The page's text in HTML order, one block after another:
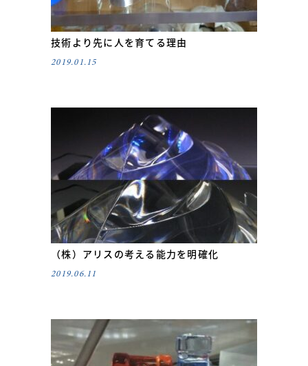
技術より先に人を育てる理由
2019.01.15
（株）アリスの考える能力を明確化
2019.06.11